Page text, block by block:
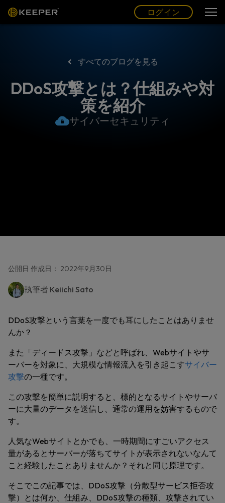
グ (JP)
ログイン
すべてのブログを見る
DDoS攻撃とは？仕組みや対
策を紹介
サイバーセキュリティ
公開日 作成日： 2022年9月30日
執筆者 Keiichi Sato
DDoS攻撃という言葉を一度でも耳にしたことはありませ
んか？
また「ディードス攻撃」などと呼ばれ、Webサイトやサ
ーバーを対象に、大規模な情報流入を引き起こすサイバー
攻撃の一種です。
この攻撃を簡単に説明すると、標的となるサイトやサーバ
ーに大量のデータを送信し、通常の運用を妨害するもので
す。
人気なWebサイトとかでも、一時期間にすごいアクセス
量があるとサーバーが落ちてサイトが表示されないなんて
こと経験したことありませんか？それと同じ原理です。
そこでこの記事では、DDoS攻撃（分散型サービス拒否攻
撃）とは何か、仕組み、DDoS攻撃の種類、攻撃されてい